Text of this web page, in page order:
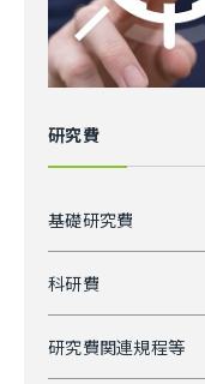
研究費
基礎研究費
科研費
研究費関連規程等